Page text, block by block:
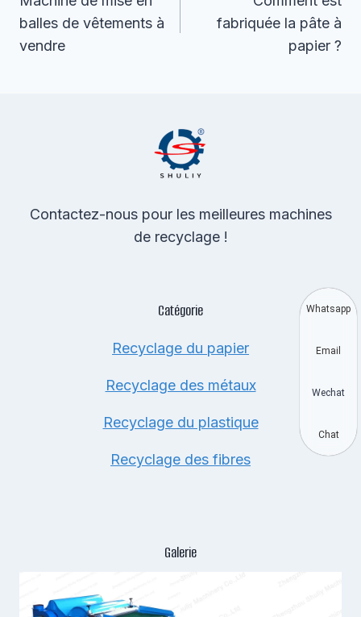
L’article
balles de vêtements à
vendre
fabriquée la pâte à
papier ?
Contactez-nous pour les meilleures machines
de recyclage !
Catégorie
Recyclage du papier
Recyclage des métaux
Recyclage du plastique
Recyclage des fibres
Galerie
Whatsapp
Email
Wechat
Chat